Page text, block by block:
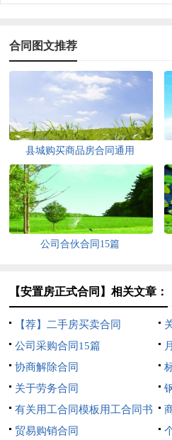
合同图文推荐
县城购买商品房合同通用
公司合伙合同15篇
【安置房正式合同】相关文章：
【荐】二手房买卖合同
公司采购合同15篇
协商解除合同
关于劳务合同
有关用工合同模板用工合同书
模板简单
贸易购销合同